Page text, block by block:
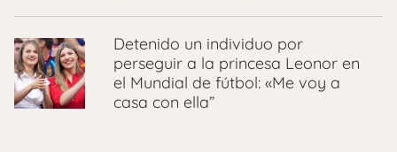
Detenido un individuo por
perseguir a la princesa Leonor en
el Mundial de fútbol: «Me voy a
casa con ella”